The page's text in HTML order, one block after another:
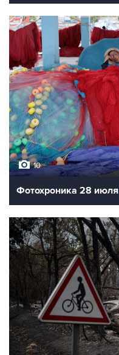
10
Фотохроника 28 июля